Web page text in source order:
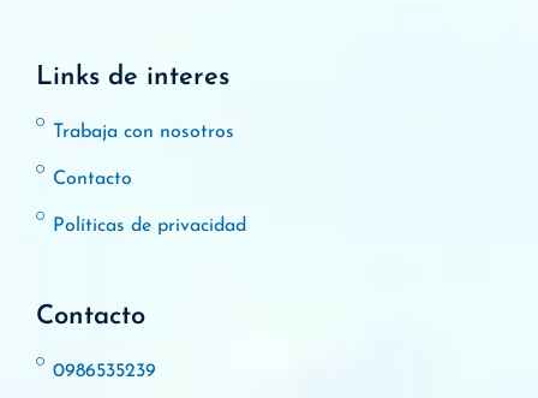
Links de interes
Trabaja con nosotros
Contacto
Políticas de privacidad
Contacto
0986535239